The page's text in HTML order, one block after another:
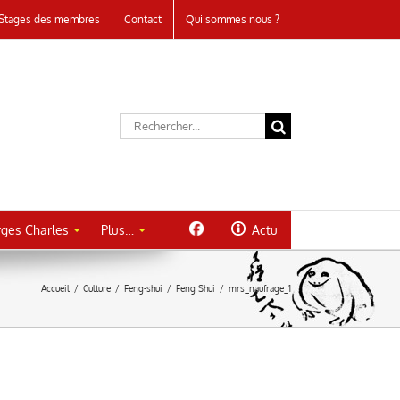
des membres Contact Qui sommes nous ?
Rechercher:
Charles Plus… Actu
Accueil / Culture / Feng-shui / Feng Shui / mrs_naufrage_1